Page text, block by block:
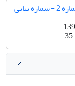
دوره 2، شماره 2 - شماره پیاپی